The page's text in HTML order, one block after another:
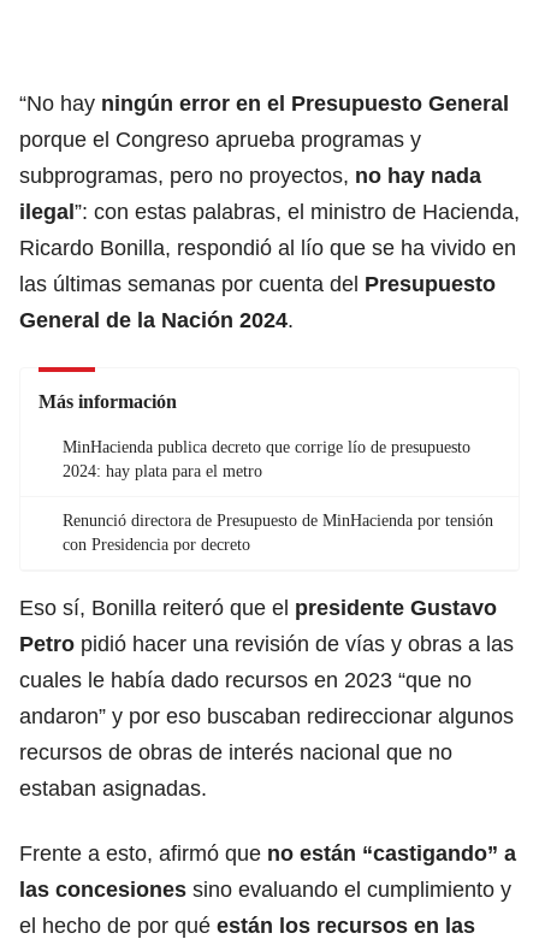
“No hay ningún error en el Presupuesto General
porque el Congreso aprueba programas y
subprogramas, pero no proyectos, no hay nada
ilegal”: con estas palabras, el ministro de Hacienda,
Ricardo Bonilla, respondió al lío que se ha vivido en
las últimas semanas por cuenta del Presupuesto
General de la Nación 2024.
Más información
MinHacienda publica decreto que corrige lío de presupuesto
2024: hay plata para el metro
Renunció directora de Presupuesto de MinHacienda por tensión
con Presidencia por decreto
Eso sí, Bonilla reiteró que el presidente Gustavo
Petro pidió hacer una revisión de vías y obras a las
cuales le había dado recursos en 2023 “que no
andaron” y por eso buscaban redireccionar algunos
recursos de obras de interés nacional que no
estaban asignadas.
Frente a esto, afirmó que no están “castigando” a
las concesiones sino evaluando el cumplimiento y
el hecho de por qué están los recursos en las